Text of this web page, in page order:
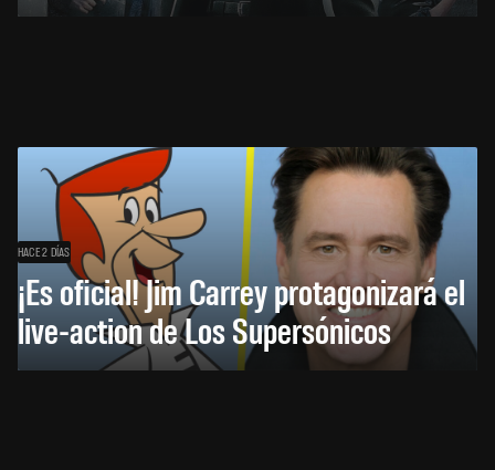
HACE 2 DÍAS
¡Es oficial! Jim Carrey protagonizará el
live-action de Los Supersónicos